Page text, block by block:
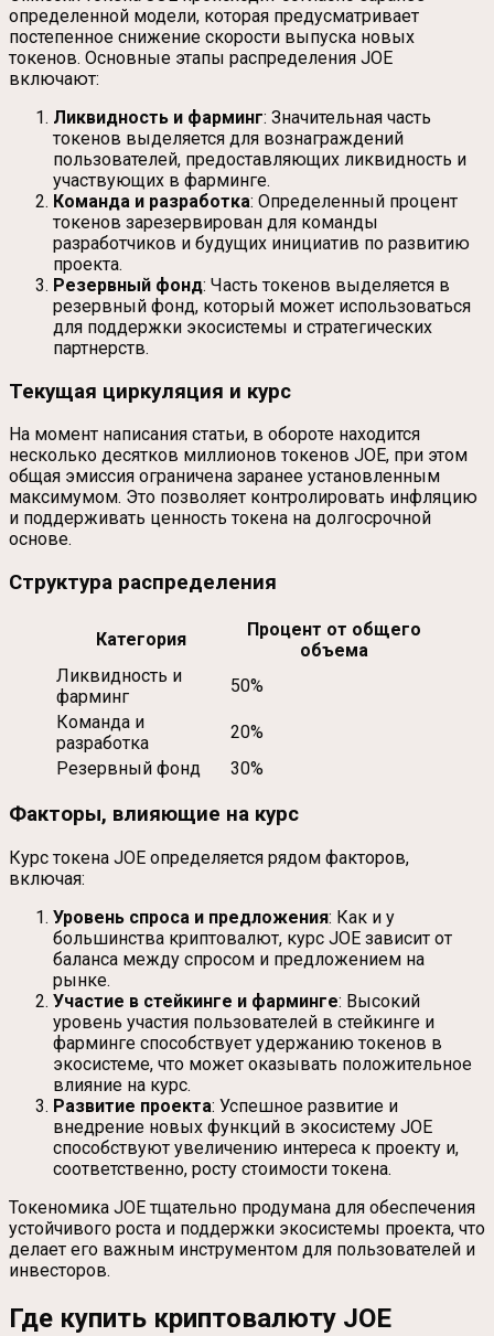
определенной модели, которая предусматривает
постепенное снижение скорости выпуска новых
токенов. Основные этапы распределения JOE
включают:
Ликвидность и фарминг: Значительная часть
токенов выделяется для вознаграждений
пользователей, предоставляющих ликвидность и
участвующих в фарминге.
Команда и разработка: Определенный процент
токенов зарезервирован для команды
разработчиков и будущих инициатив по развитию
проекта.
Резервный фонд: Часть токенов выделяется в
резервный фонд, который может использоваться
для поддержки экосистемы и стратегических
партнерств.
Текущая циркуляция и курс
На момент написания статьи, в обороте находится
несколько десятков миллионов токенов JOE, при этом
общая эмиссия ограничена заранее установленным
максимумом. Это позволяет контролировать инфляцию
и поддерживать ценность токена на долгосрочной
основе.
Структура распределения
Категория
Процент от общего
объема
Ликвидность и
фарминг
50%
Команда и
разработка
20%
Резервный фонд
30%
Факторы, влияющие на курс
Курс токена JOE определяется рядом факторов,
включая:
Уровень спроса и предложения: Как и у
большинства криптовалют, курс JOE зависит от
баланса между спросом и предложением на
рынке.
Участие в стейкинге и фарминге: Высокий
уровень участия пользователей в стейкинге и
фарминге способствует удержанию токенов в
экосистеме, что может оказывать положительное
влияние на курс.
Развитие проекта: Успешное развитие и
внедрение новых функций в экосистему JOE
способствуют увеличению интереса к проекту и,
соответственно, росту стоимости токена.
Токеномика JOE тщательно продумана для обеспечения
устойчивого роста и поддержки экосистемы проекта, что
делает его важным инструментом для пользователей и
инвесторов.
Где купить криптовалюту JOE